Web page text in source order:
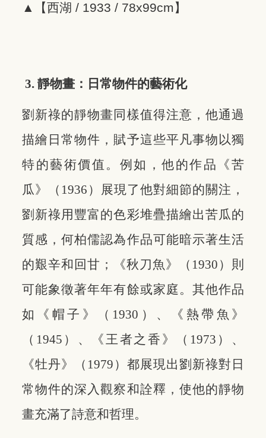
▲【西湖 / 1933 / 78x99cm】
3. 靜物畫：日常物件的藝術化
劉新祿的靜物畫同樣值得注意，他通過
描繪日常物件，賦予這些平凡事物以獨
特的藝術價值。例如，他的作品《苦
瓜》（1936）展現了他對細節的關注，
劉新祿用豐富的色彩堆疊描繪出苦瓜的
質感，何柏儒認為作品可能暗示著生活
的艱辛和回甘；《秋刀魚》（1930）則
可能象徵著年年有餘或家庭。其他作品
如《帽子》（1930）、《熱帶魚》
（1945）、《王者之香》（1973）、
《牡丹》（1979）都展現出劉新祿對日
常物件的深入觀察和詮釋，使他的靜物
畫充滿了詩意和哲理。